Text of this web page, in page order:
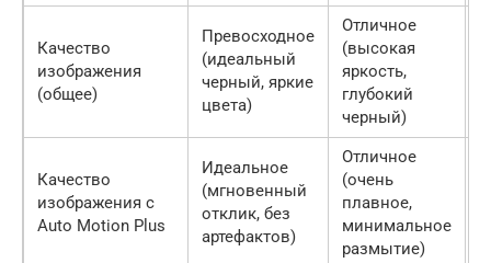
Качество
изображения
(общее)
Превосходное
(идеальный
черный, яркие
цвета)
Отличное
(высокая
яркость,
глубокий
черный)
Качество
изображения с
Auto Motion Plus
Идеальное
(мгновенный
отклик, без
артефактов)
Отличное
(очень
плавное,
минимальное
размытие)